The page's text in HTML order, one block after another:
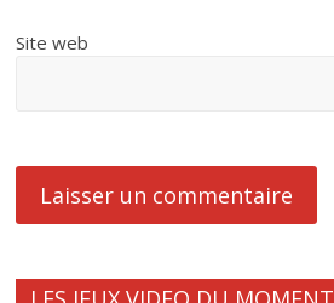
Site web